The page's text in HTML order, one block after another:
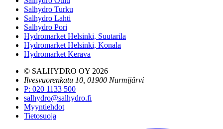
Salhydro Turku
Salhydro Lahti
Salhydro Pori
Hydromarket Helsinki, Suutarila
Hydromarket Helsinki, Konala
Hydromarket Kerava
© SALHYDRO OY 2026
Ilvesvuorenkatu 10, 01900 Nurmijärvi
P: 020 1133 500
salhydro@salhydro.fi
Myyntiehdot
Tietosuoja